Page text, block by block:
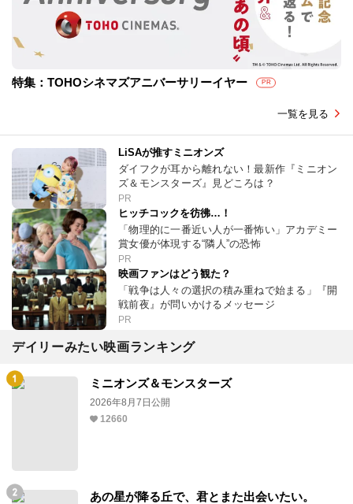
特集：TOHOシネマズアニバーサリーイヤー PR
一覧を見る
LiSAが推すミニオンズ
ダイフクが耳から離れない！最新作『ミニオン
ズ＆モンスターズ』見どころは？
PR
ヒッチコックを彷彿…！
「物理的に一番近い人が一番怖い」アカデミー
賞女優が体現する“隣人”の恐怖
PR
映画ファンはどう観た？
「戦争は人々の選択の積み重ねで始まる」『開
戦前夜』が問いかけるメッセージ
PR
デイリーみたい映画ランキング
ミニオンズ＆モンスターズ
2026年8月7日公開
12660
あの星が降る丘で、君とまた出会いたい。